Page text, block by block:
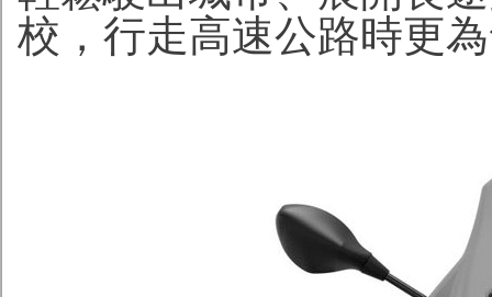
校，行走高速公路時更